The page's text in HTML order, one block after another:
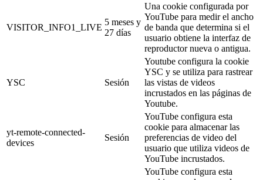
VISITOR_INFO1_LIVE
5 meses y
27 días
Una cookie configurada por
YouTube para medir el ancho
de banda que determina si el
usuario obtiene la interfaz de
reproductor nueva o antigua.
YSC Sesión
Youtube configura la cookie
YSC y se utiliza para rastrear
las vistas de videos
incrustados en las páginas de
Youtube.
yt-remote-connected-
devices
Sesión
YouTube configura esta
cookie para almacenar las
preferencias de video del
usuario que utiliza videos de
YouTube incrustados.
YouTube configura esta